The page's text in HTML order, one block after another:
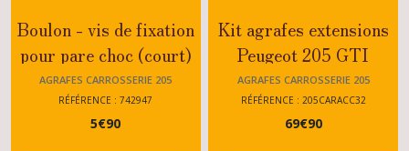
Boulon - vis de fixation
pour pare choc (court)
Peugeot 205 Rallye -
GTI - CTI - TOUS
MODELES 742947
AGRAFES CARROSSERIE 205
RÉFÉRENCE : 742947
5€90
Kit agrafes extensions
Peugeot 205 GTI
AGRAFES CARROSSERIE 205
RÉFÉRENCE : 205CARACC32
69€90